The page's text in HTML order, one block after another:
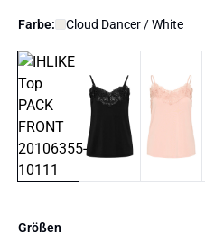
Farbe: Cloud Dancer / White
Größen